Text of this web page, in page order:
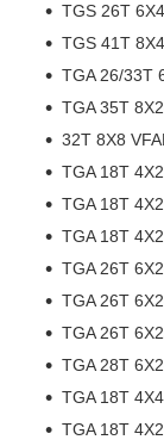
TGS 26T
TGS 41T
TGA 26/33T
TGA 35T
32T 8X8
TGA 18T
TGA 18T
TGA 18T
TGA 26T
TGA 26T
TGA 26T
TGA 28T
TGA 18T
TGA 18T